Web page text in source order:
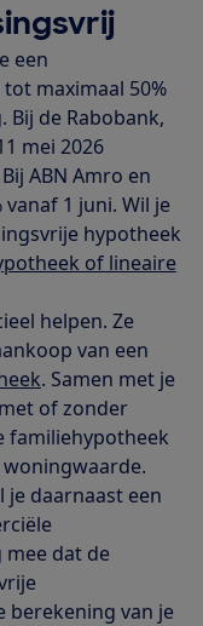
een
maximaal 50%
de Rabobank,
mei 2026
ABN Amro en
1 juni. Wil je
hypotheek
of lineaire
helpen. Ze
van een
. Samen met je
of zonder
familiehypotheek
woningwaarde.
je daarnaast een
dat de
berekening van je